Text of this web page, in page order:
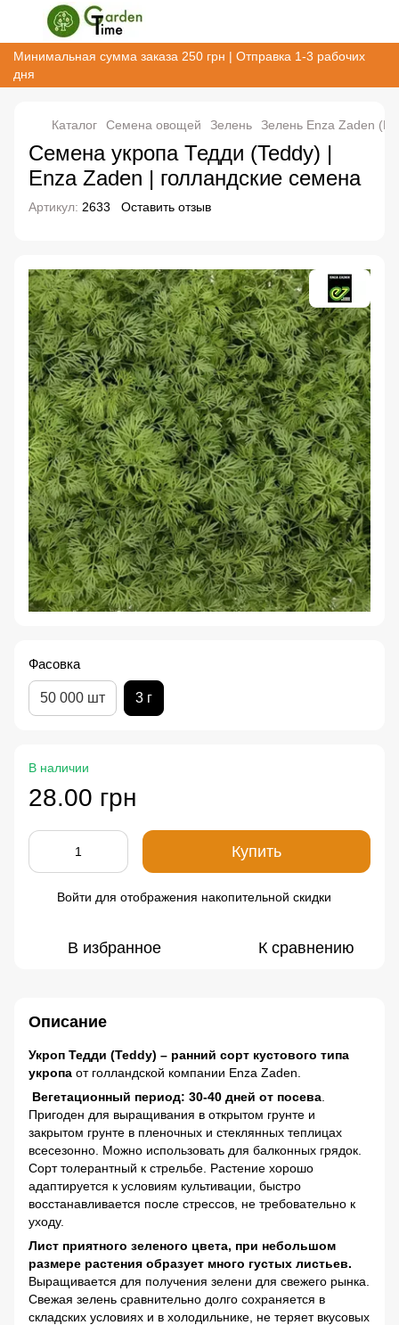
Минимальная сумма заказа 250 грн | Отправка 1-3 рабочих
дня
Каталог Семена овощей Зелень Зелень Enza Zaden
Семена укропа Тедди (Teddy) |
Enza Zaden | голландские семена
Артикул: 2633 Оставить отзыв
Фасовка
50 000 шт 3 г
В наличии
28.00 грн
Купить
Войти для отображения накопительной скидки
В избранное К сравнению
Описание
Укроп Тедди (Teddy) – ранний сорт кустового типа
укропа от голландской компании Enza Zaden.
Вегетационный период: 30-40 дней от посева
Пригоден для выращивания в открытом грунте и
закрытом грунте в пленочных и стеклянных теплицах
всесезонно. Можно использовать для балконных грядок.
Сорт толерантный к стрельбе. Растение хорошо
адаптируется к условиям культивации, быстро
восстанавливается после стрессов, не требовательно к
уходу.
Лист приятного зеленого цвета, при небольшом
размере растения образует много густых листьев.
Выращивается для получения зелени для свежего рынка.
Свежая зелень сравнительно долго сохраняется в
складских условиях и в холодильнике, не теряет вкусовых